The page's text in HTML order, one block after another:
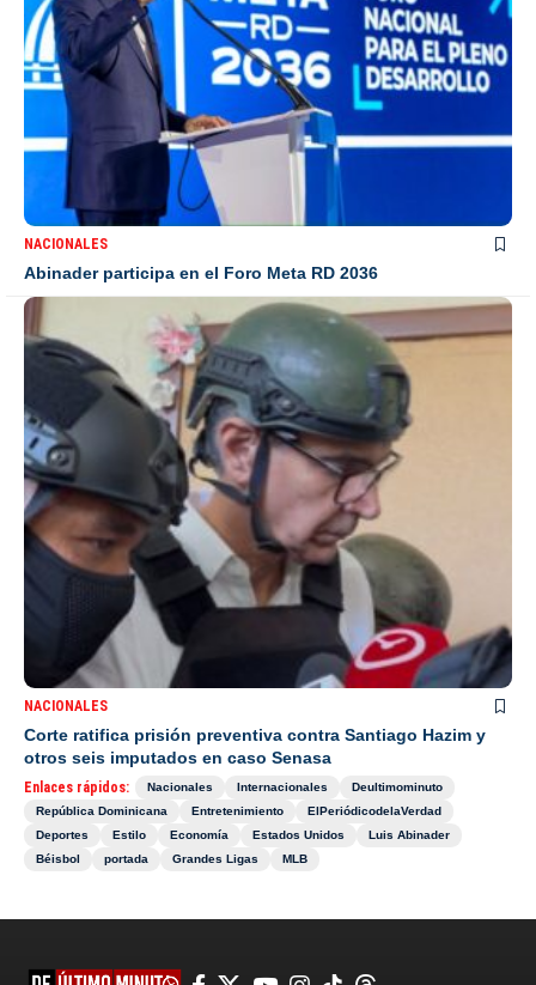
NACIONALES
Abinader participa en el Foro Meta RD 2036
NACIONALES
Corte ratifica prisión preventiva contra Santiago Hazim y
otros seis imputados en caso Senasa
Enlaces rápidos: Nacionales Internacionales
Deultimominuto
República Dominicana
Entretenimiento
ElPeriódicodelaVerdad
Deportes
Estilo Economía Estados Unidos
Luis Abinader
Béisbol
portada Grandes Ligas MLB